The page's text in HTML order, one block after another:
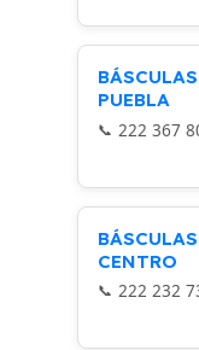
PUEBLA
222 367
CENTRO
222 232